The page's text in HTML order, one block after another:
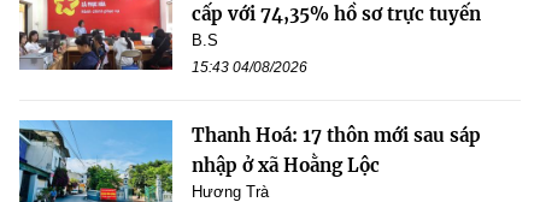
cấp với 74,35% hồ sơ trực tuyến
B.S
15:43 04/08/2026
Thanh Hoá: 17 thôn mới sau sáp
nhập ở xã Hoằng Lộc
Hương Trà